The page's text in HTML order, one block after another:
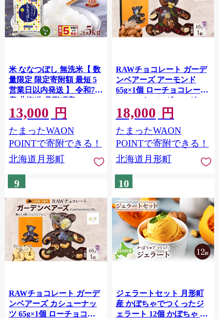
米 ななつぼし 無洗米【 数
量限定 限定寄附額 最短 5
営業日以内発送 】 令和7年
産 北海道 月形町産
5kg(5kg×1袋) 白米 お米 こ
め コメ おこめ 最短配送 特
A 北海道産 北海道米
13,000 円
たまったWAON
POINTで寄附できる！
北海道月形町
RAWチョコレート ガーデ
ンベアーズ アーモンド
65g×1個 ローチョコレート
ロースイーツ ヴィーガン
グルテンフリー スイーツ
ギフト アレルギー対応 乳
製品不使用 白砂糖不使用
春木花き農園 北海道 月形
18,000 円
たまったWAON
POINTで寄附できる！
北海道月形町
9
RAWチョコレート ガーデ
ンベアーズ カシューナッ
ツ 65g×1個 ローチョコレ
10
ジェラートセット 月形町
産 かぼちゃでつくったジ
ェラート 12個 かぼちゃ ア